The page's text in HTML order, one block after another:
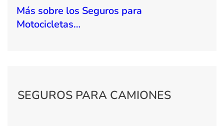
Más sobre los Seguros para
Motocicletas…
SEGUROS PARA CAMIONES